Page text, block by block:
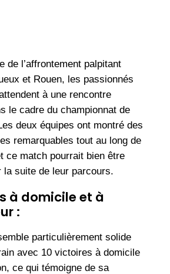
de l’affrontement palpitant
et Rouen, les passionnés
à une rencontre
le cadre du championnat de
deux équipes ont montré des
remarquables tout au long de
ce match pourrait bien être
la suite de leur parcours.
à domicile et à
:
particulièrement solide
avec 10 victoires à domicile
ce qui témoigne de sa